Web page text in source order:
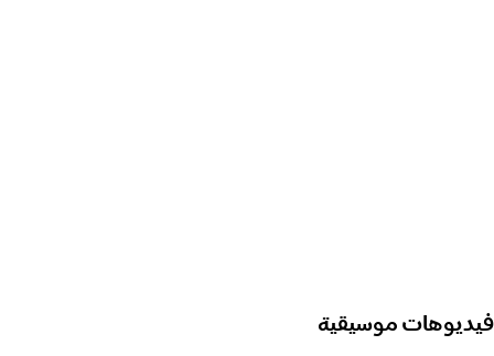
فيديوهات موسيقية